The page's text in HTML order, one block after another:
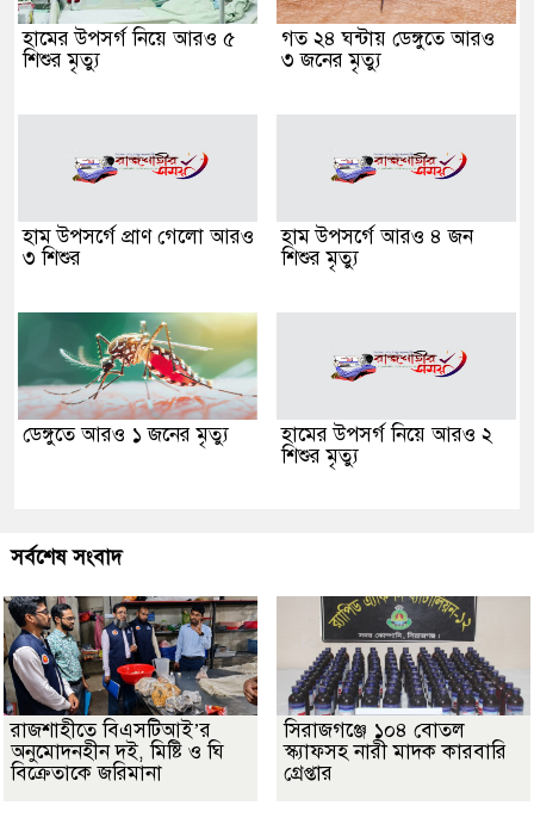
হামের উপসর্গ নিয়ে আরও ৫
শিশুর মৃত্যু
গত ২৪ ঘন্টায় ডেঙ্গুতে আরও
৩ জনের মৃত্যু
হাম উপসর্গে প্রাণ গেলো আরও
৩ শিশুর
হাম উপসর্গে আরও ৪ জন
শিশুর মৃত্যু
ডেঙ্গুতে আরও ১ জনের মৃত্যু
হামের উপসর্গ নিয়ে আরও ২
শিশুর মৃত্যু
সর্বশেষ সংবাদ
রাজশাহীতে বিএসটিআই’র
অনুমোদনহীন দই, মিষ্টি ও ঘি
বিক্রেতাকে জরিমানা
সিরাজগঞ্জে ১০৪ বোতল
স্ক্যাফসহ নারী মাদক কারবারি
গ্রেপ্তার